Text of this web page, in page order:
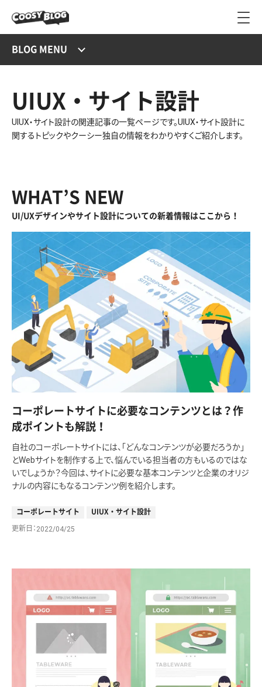
BLOG MENU
UIUX・サイト設計
UIUX・サイト設計の関連記事の一覧ページです。UIUX・サイト設計に
関するトピックやクーシー独自の情報をわかりやすくご紹介します。
WHAT’S NEW
UI/UXデザインやサイト設計についての新着情報はここから！
コーポレートサイトに必要なコンテンツとは？作
成ポイントも解説！
自社のコーポレートサイトには、「どんなコンテンツが必要だろうか」
とWebサイトを制作する上で、悩んでいる担当者の方もいるのではな
いでしょうか？今回は、サイトに必要な基本コンテンツと企業のオリジ
ナルの内容にもなるコンテンツ例を紹介します。
コーポレートサイト UIUX・サイト設計
更新日 2022/04/25